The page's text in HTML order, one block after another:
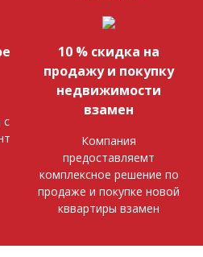
с
10 % скидка на
продажу и покупку
недвижимости
взамен
Компания
предоставляемт
комплексное решение по
продаже и покупке новой
кввартиры взамен